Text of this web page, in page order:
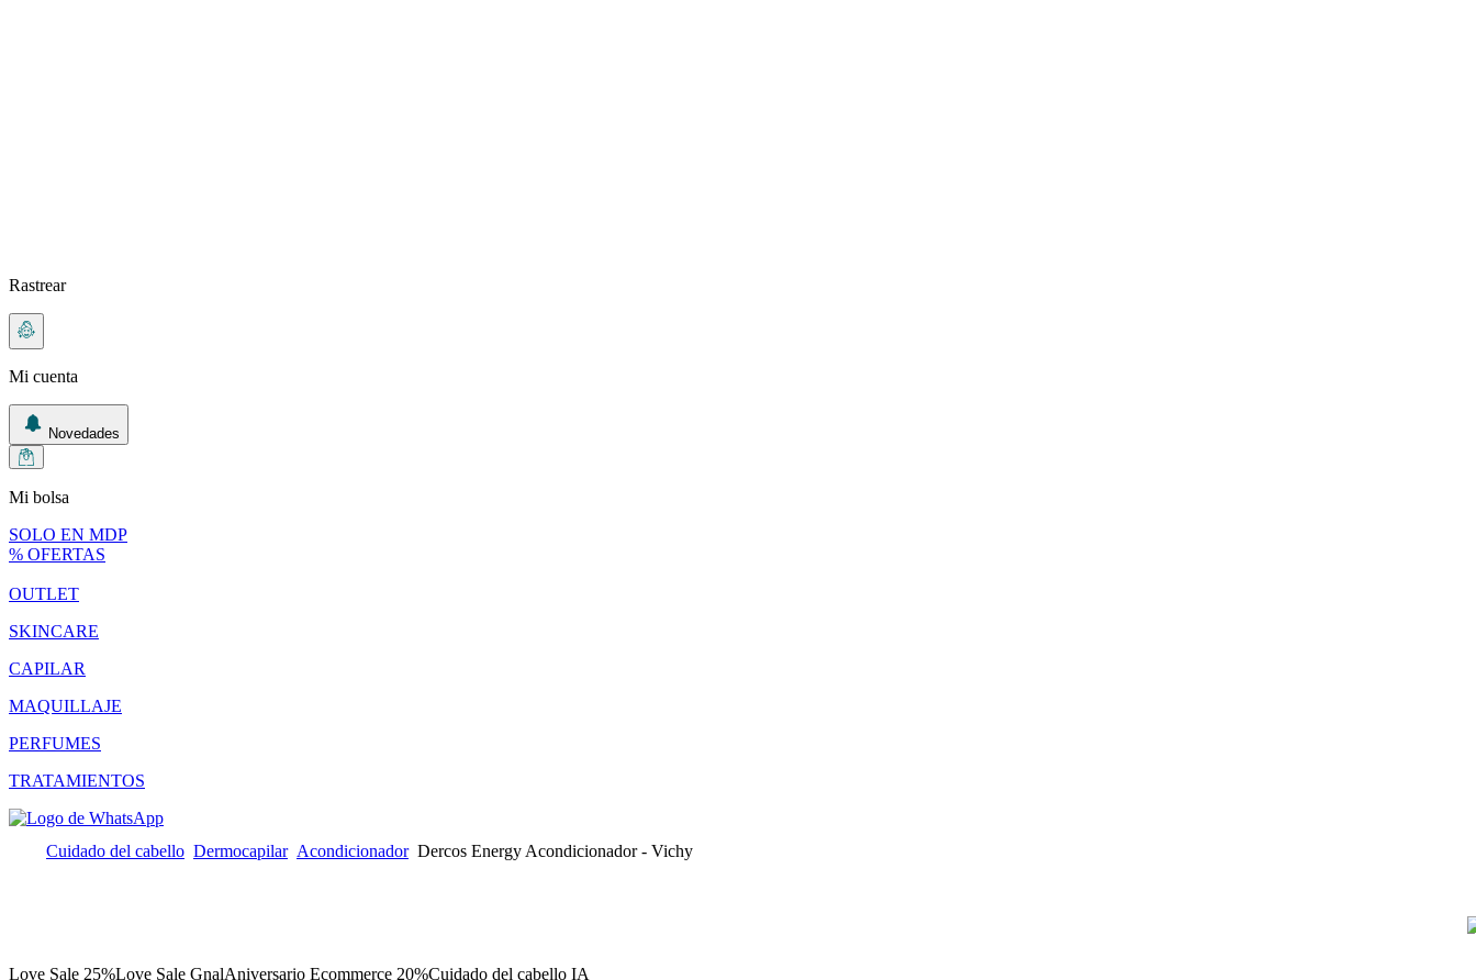
Rastrear
Mi cuenta
Novedades
Mi bolsa
SOLO EN MDP
% OFERTAS
OUTLET
SKINCARE
CAPILAR
MAQUILLAJE
PERFUMES
TRATAMIENTOS
Cuidado del cabello Dermocapilar Acondicionador Dercos Energy Acondicionador - Vichy
Love Sale 25%Love Sale GnalAniversario Ecommerce 20%Cuidado del cabello IA